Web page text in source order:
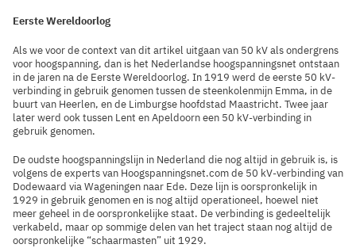
Eerste Wereldoorlog
Als we voor de context van dit artikel uitgaan van 50 kV als ondergrens
voor hoogspanning, dan is het Nederlandse hoogspanningsnet ontstaan
in de jaren na de Eerste Wereldoorlog. In 1919 werd de eerste 50 kV-
verbinding in gebruik genomen tussen de steenkolenmijn Emma, in de
buurt van Heerlen, en de Limburgse hoofdstad Maastricht. Twee jaar
later werd ook tussen Lent en Apeldoorn een 50 kV-verbinding in
gebruik genomen.
De oudste hoogspanningslijn in Nederland die nog altijd in gebruik is, is
volgens de experts van Hoogspanningsnet.com de 50 kV-verbinding van
Dodewaard via Wageningen naar Ede. Deze lijn is oorspronkelijk in
1929 in gebruik genomen en is nog altijd operationeel, hoewel niet
meer geheel in de oorspronkelijke staat. De verbinding is gedeeltelijk
verkabeld, maar op sommige delen van het traject staan nog altijd de
oorspronkelijke “schaarmasten” uit 1929.